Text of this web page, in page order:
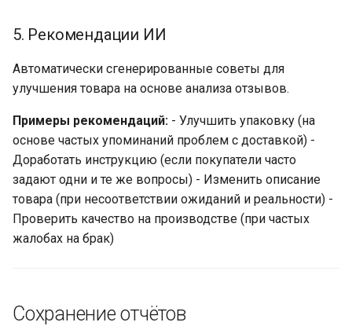
5. Рекомендации ИИ
Автоматически сгенерированные советы для
улучшения товара на основе анализа отзывов.
Примеры рекомендаций: - Улучшить упаковку (на
основе частых упоминаний проблем с доставкой) -
Доработать инструкцию (если покупатели часто
задают одни и те же вопросы) - Изменить описание
товара (при несоответствии ожиданий и реальности) -
Проверить качество на производстве (при частых
жалобах на брак)
Сохранение отчётов